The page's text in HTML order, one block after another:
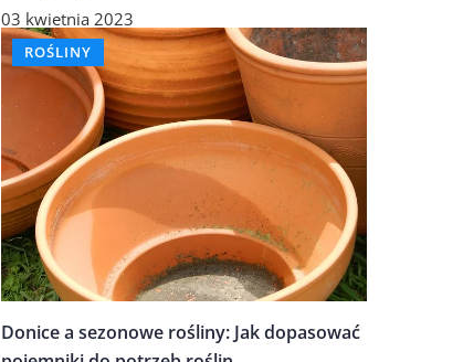
03 kwietnia 2023
ROŚLINY
Donice a sezonowe rośliny: Jak dopasować